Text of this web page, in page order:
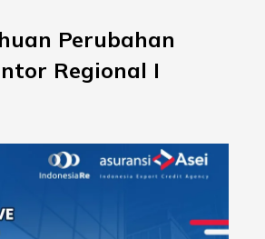
Perubahan
Regional I